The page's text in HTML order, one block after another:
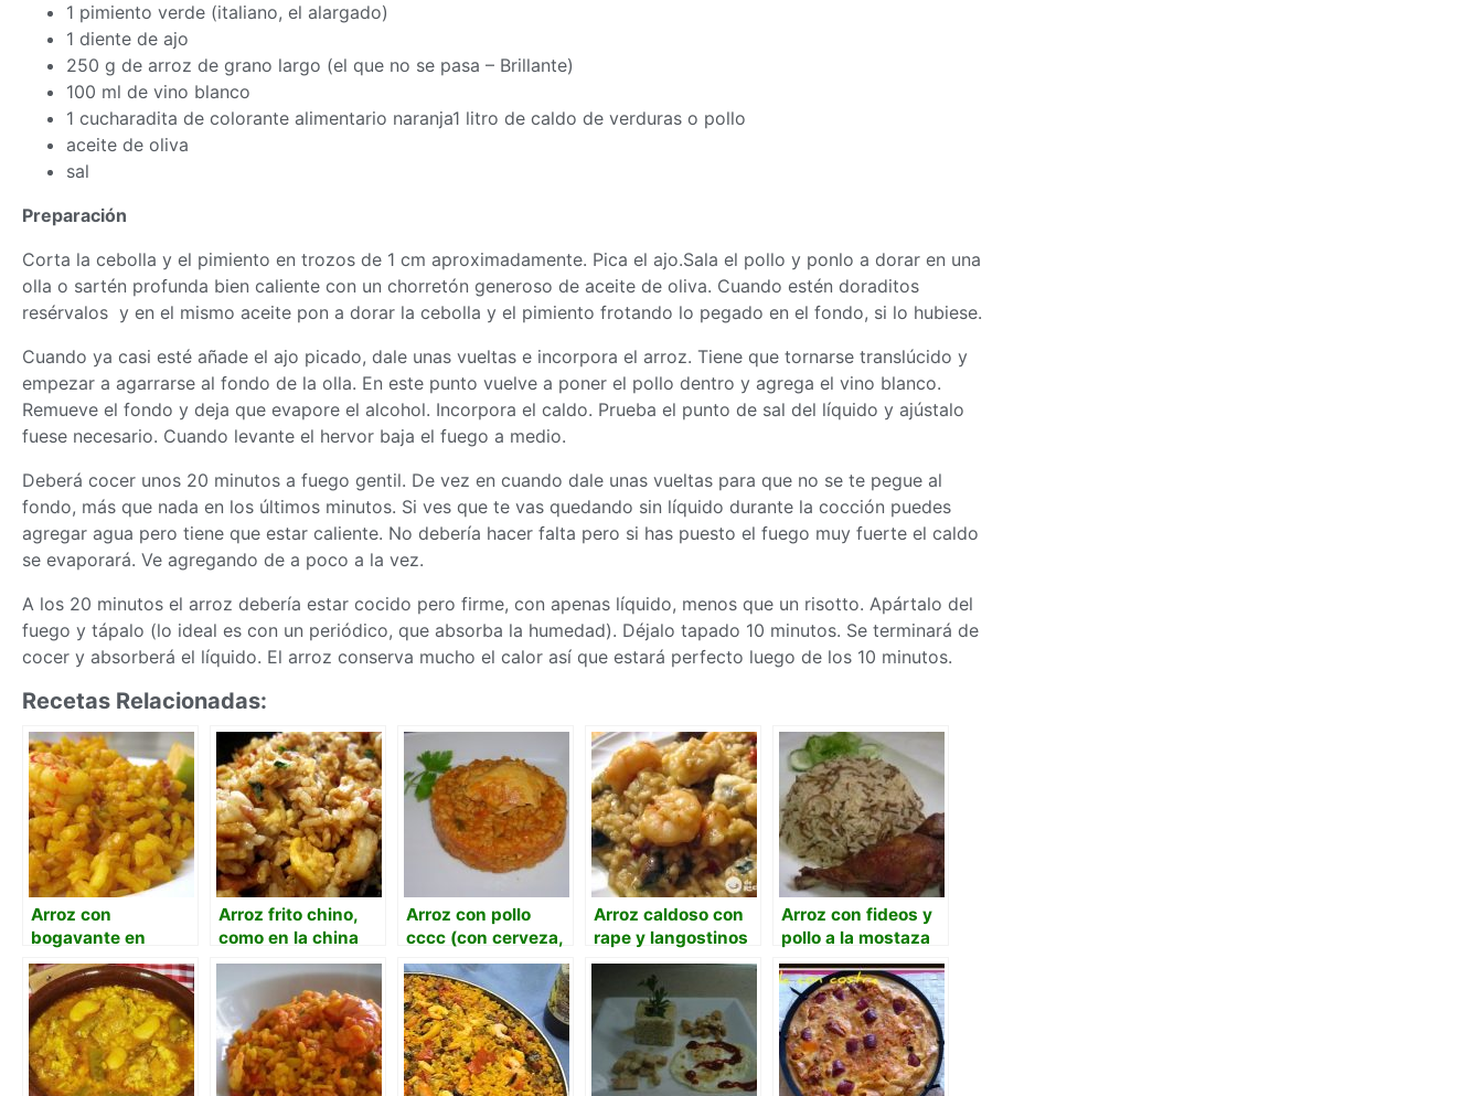
1 pimiento verde (italiano, el alargado)
1 diente de ajo
250 g de arroz de grano largo (el que no se pasa – Brillante)
100 ml de vino blanco
1 cucharadita de colorante alimentario naranja1 litro de caldo de verduras o pollo
aceite de oliva
sal
Preparación
Corta la cebolla y el pimiento en trozos de 1 cm aproximadamente. Pica el ajo.Sala el pollo y ponlo a dorar en una
olla o sartén profunda bien caliente con un chorretón generoso de aceite de oliva. Cuando estén doraditos
resérvalos y en el mismo aceite pon a dorar la cebolla y el pimiento frotando lo pegado en el fondo, si lo hubiese.
Cuando ya casi esté añade el ajo picado, dale unas vueltas e incorpora el arroz. Tiene que tornarse translúcido y
empezar a agarrarse al fondo de la olla. En este punto vuelve a poner el pollo dentro y agrega el vino blanco.
Remueve el fondo y deja que evapore el alcohol. Incorpora el caldo. Prueba el punto de sal del líquido y ajústalo
fuese necesario. Cuando levante el hervor baja el fuego a medio.
Deberá cocer unos 20 minutos a fuego gentil. De vez en cuando dale unas vueltas para que no se te pegue al
fondo, más que nada en los últimos minutos. Si ves que te vas quedando sin líquido durante la cocción puedes
agregar agua pero tiene que estar caliente. No debería hacer falta pero si has puesto el fuego muy fuerte el caldo
se evaporará. Ve agregando de a poco a la vez.
A los 20 minutos el arroz debería estar cocido pero firme, con apenas líquido, menos que un risotto. Apártalo del
fuego y tápalo (lo ideal es con un periódico, que absorba la humedad). Déjalo tapado 10 minutos. Se terminará de
cocer y absorberá el líquido. El arroz conserva mucho el calor así que estará perfecto luego de los 10 minutos.
Recetas Relacionadas:
Arroz con
bogavante en
sartén de casa
Arroz frito chino,
como en la china
Arroz con pollo
cccc (con cerveza,
comino, culantro y
cúrcuma)
Arroz caldoso con
rape y langostinos
Arroz con fideos y
pollo a la mostaza